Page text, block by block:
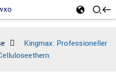
Kingmax: Professioneller